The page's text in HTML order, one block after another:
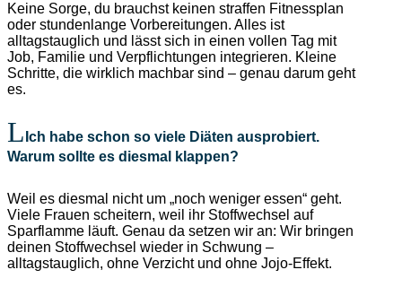
Keine Sorge, du brauchst keinen straffen Fitnessplan
oder stundenlange Vorbereitungen. Alles ist
alltagstauglich und lässt sich in einen vollen Tag mit
Job, Familie und Verpflichtungen integrieren. Kleine
Schritte, die wirklich machbar sind – genau darum geht
es.
Ich habe schon so viele Diäten ausprobiert.
Warum sollte es diesmal klappen?
Weil es diesmal nicht um „noch weniger essen“ geht.
Viele Frauen scheitern, weil ihr Stoffwechsel auf
Sparflamme läuft. Genau da setzen wir an: Wir bringen
deinen Stoffwechsel wieder in Schwung –
alltagstauglich, ohne Verzicht und ohne Jojo-Effekt.